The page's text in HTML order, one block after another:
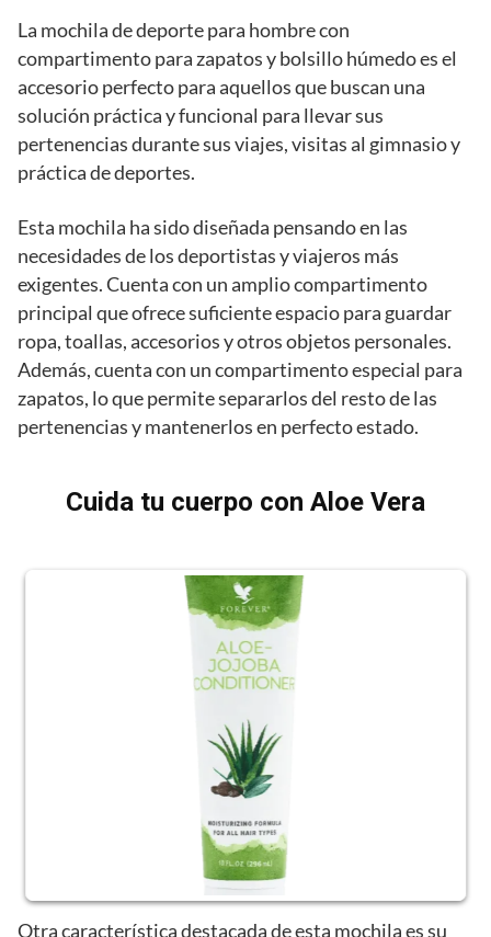
La mochila de deporte para hombre con
compartimento para zapatos y bolsillo húmedo es el
accesorio perfecto para aquellos que buscan una
solución práctica y funcional para llevar sus
pertenencias durante sus viajes, visitas al gimnasio y
práctica de deportes.
Esta mochila ha sido diseñada pensando en las
necesidades de los deportistas y viajeros más
exigentes. Cuenta con un amplio compartimento
principal que ofrece suficiente espacio para guardar
ropa, toallas, accesorios y otros objetos personales.
Además, cuenta con un compartimento especial para
zapatos, lo que permite separarlos del resto de las
pertenencias y mantenerlos en perfecto estado.
Cuida tu cuerpo con Aloe Vera
Otra característica destacada de esta mochila es su